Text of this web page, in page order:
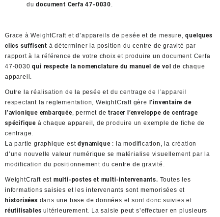
dudocument Cerfa 47-0030
Grace à WeightCraft et d’appareils de pesée et de mesure,quelques
clics suffisent à déterminer la position du centre de gravité par
rapport à la référence de votre choix et produire un document Cerfa
47-0030qui respecte la nomenclature du manuel de vol de chaque
appareil.
Outre la réalisation de la pesée et du centrage de l’appareil
respectant la reglementation, WeightCraft gère l’inventaire de
l’avionique embarquée, permet detracer l’enveloppe de centrage
spécifique à chaque appareil, de produire un exemple de fiche de
centrage.
La partie graphique estdynamique: la modification, la création
d’une nouvelle valeur numérique se matérialise visuellement par la
modification du positionnement du centre de gravité.
WeightCraft est multi-postes et multi-intervenants. Toutes les
informations saisies et les intervenants sont memorisées et
historisées dans une base de données et sont donc suivies et
réutilisables ultérieurement. La saisie peut s’effectuer en plusieurs